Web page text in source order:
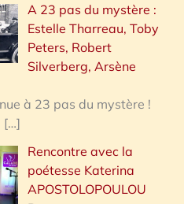
A 23 pas du mystère :
Estelle Tharreau, Toby
Peters, Robert
Silverberg, Arsène
à 23 pas du mystère !
[…]
Rencontre avec la
poétesse Katerina
APOSTOLOPOULOU